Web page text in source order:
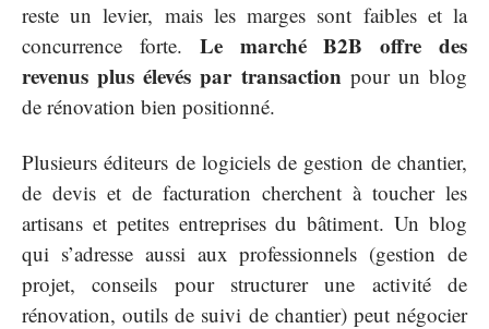
reste un levier, mais les marges sont faibles et la
concurrence forte. Le marché B2B offre des
revenus plus élevés par transactionpour un blog
de rénovation bien positionné.
Plusieurs éditeurs de logiciels de gestion de chantier,
de devis et de facturation cherchent à toucher les
artisans et petites entreprises du bâtiment. Un blog
qui s’adresse aussi aux professionnels (gestion de
projet, conseils pour structurer une activité de
rénovation, outils de suivi de chantier) peut négocier